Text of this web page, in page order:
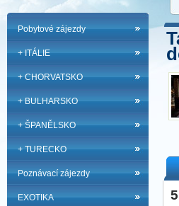
Pobytové zájezdy
+ ITÁLIE
+ CHORVATSKO
+ BULHARSKO
+ ŠPANĚLSKO
+ TURECKO
Poznávací zájezdy
EXOTIKA